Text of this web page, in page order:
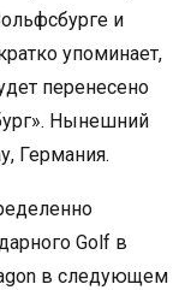
и
упоминает,
перенесено
Нынешний
Германия.
Golf в
в следующем